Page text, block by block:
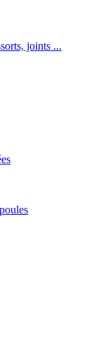
joints ...